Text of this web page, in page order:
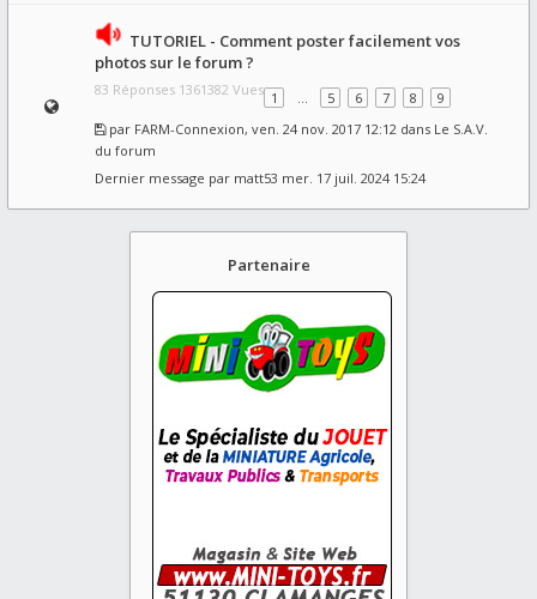
TUTORIEL - Comment poster facilement vos
photos sur le forum ?
83 Réponses 1361382 Vues 1 … 5 6 7 8
9
par FARM-Connexion, ven. 24 nov. 2017 12:12 dans Le S.A.V.
du forum
Dernier message par matt53 mer. 17 juil. 2024 15:24
Partenaire